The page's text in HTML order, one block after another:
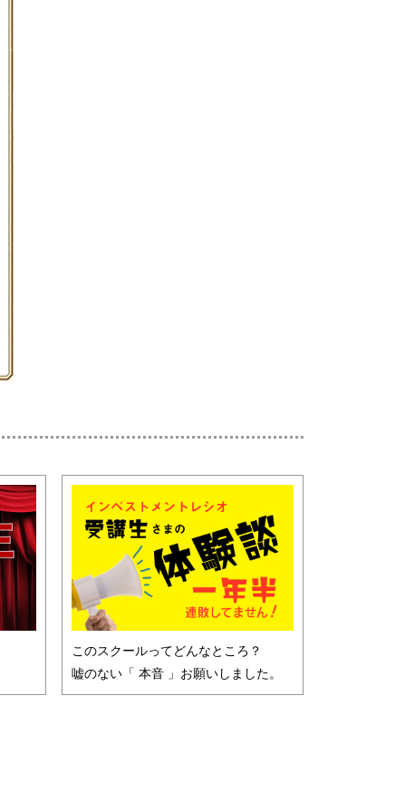
このスクールってどんなところ？
嘘のない「 本音 」お願いしました。